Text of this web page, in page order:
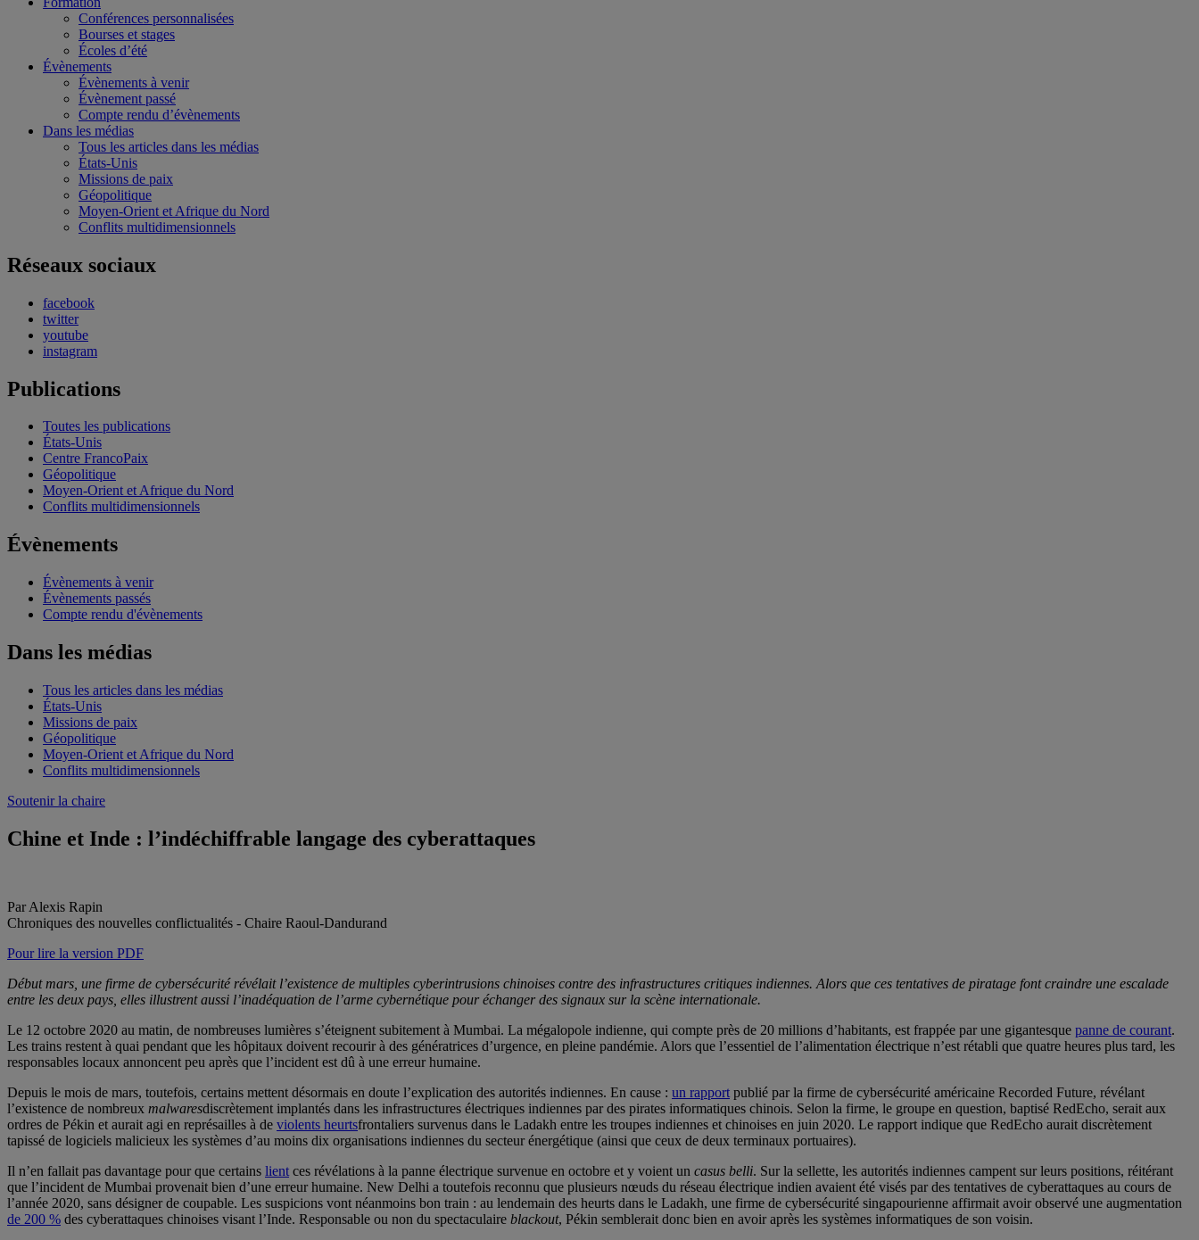
Conférences personnalisées
Bourses et stages
Écoles d’été
Évènements
Évènements à venir
Évènement passé
Compte rendu d’évènements
Dans les médias
Tous les articles dans les médias
États-Unis
Missions de paix
Géopolitique
Moyen-Orient et Afrique du Nord
Conflits multidimensionnels
Réseaux sociaux
facebook
twitter
youtube
instagram
Publications
Toutes les publications
États-Unis
Centre FrancoPaix
Géopolitique
Moyen-Orient et Afrique du Nord
Conflits multidimensionnels
Évènements
Évènements à venir
Évènements passés
Compte rendu d'évènements
Dans les médias
Tous les articles dans les médias
États-Unis
Missions de paix
Géopolitique
Moyen-Orient et Afrique du Nord
Conflits multidimensionnels
Soutenir la chaire
Chine et Inde : l’indéchiffrable langage des cyberattaques
Par Alexis Rapin
Chroniques des nouvelles conflictualités - Chaire Raoul-Dandurand
Pour lire la version PDF
Début mars, une firme de cybersécurité révélait l’existence de multiples cyberintrusions chinoises contre des infrastructures critiques indiennes. Alors que ces tentatives de piratage font craindre une escalade
entre les deux pays, elles illustrent aussi l’inadéquation de l’arme cybernétique pour échanger des signaux sur la scène internationale.
Le 12 octobre 2020 au matin, de nombreuses lumières s’éteignent subitement à Mumbai. La mégalopole indienne, qui compte près de 20 millions d’habitants, est frappée par une gigantesque panne de courant.
Les trains restent à quai pendant que les hôpitaux doivent recourir à des génératrices d’urgence, en pleine pandémie. Alors que l’essentiel de l’alimentation électrique n’est rétabli que quatre heures plus tard, les
responsables locaux annoncent peu après que l’incident est dû à une erreur humaine.
Depuis le mois de mars, toutefois, certains mettent désormais en doute l’explication des autorités indiennes. En cause : un rapport publié par la firme de cybersécurité américaine Recorded Future, révélant
l’existence de nombreux malwaresdiscrètement implantés dans les infrastructures électriques indiennes par des pirates informatiques chinois. Selon la firme, le groupe en question, baptisé RedEcho, serait aux
ordres de Pékin et aurait agi en représailles à de violents heurtsfrontaliers survenus dans le Ladakh entre les troupes indiennes et chinoises en juin 2020. Le rapport indique que RedEcho aurait discrètement
tapissé de logiciels malicieux les systèmes d’au moins dix organisations indiennes du secteur énergétique (ainsi que ceux de deux terminaux portuaires).
Il n’en fallait pas davantage pour que certains lient ces révélations à la panne électrique survenue en octobre et y voient un casus belli. Sur la sellette, les autorités indiennes campent sur leurs positions, réitérant
que l’incident de Mumbai provenait bien d’une erreur humaine. New Delhi a toutefois reconnu que plusieurs nœuds du réseau électrique indien avaient été visés par des tentatives de cyberattaques au cours de
l’année 2020, sans désigner de coupable. Les suspicions vont néanmoins bon train : au lendemain des heurts dans le Ladakh, une firme de cybersécurité singapourienne affirmait avoir observé une augmentation
de 200 % des cyberattaques chinoises visant l’Inde. Responsable ou non du spectaculaire blackout, Pékin semblerait donc bien en avoir après les systèmes informatiques de son voisin.